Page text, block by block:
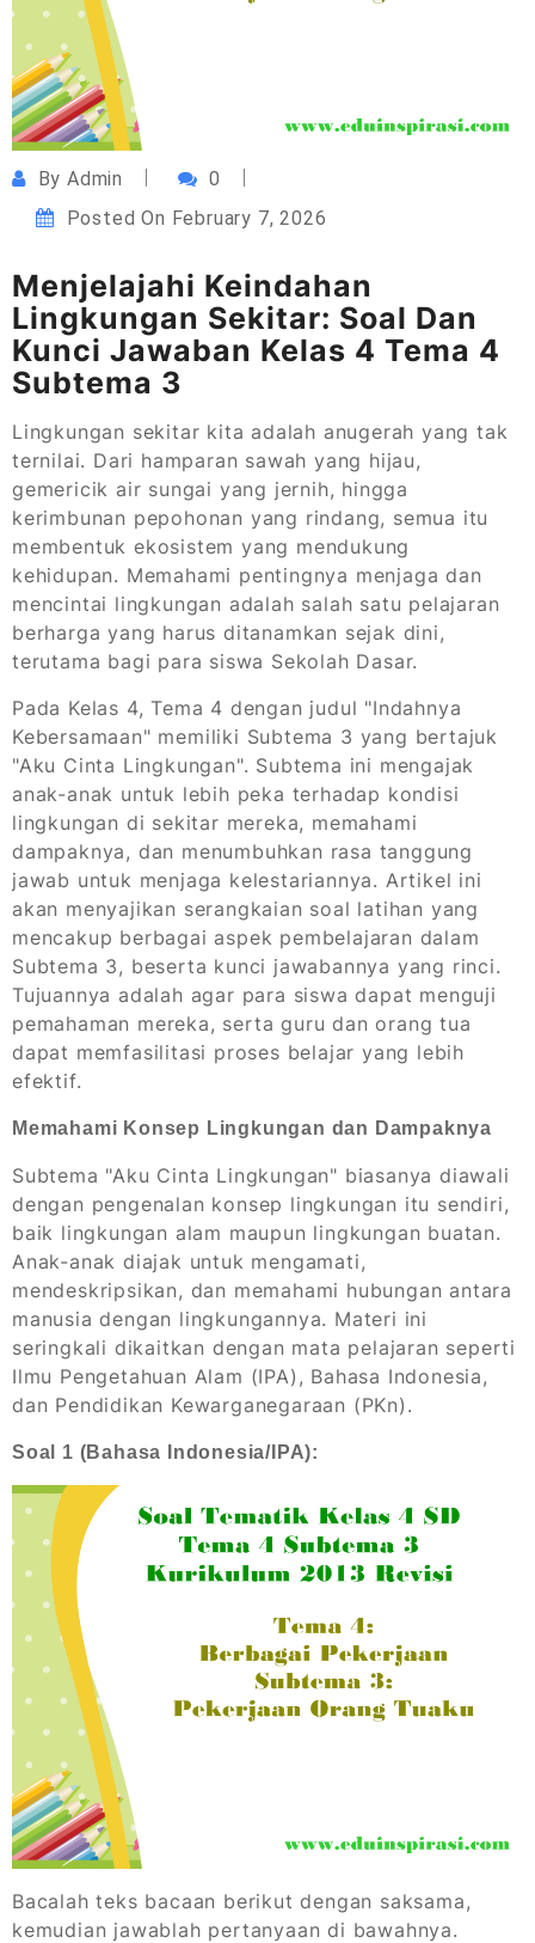
ByAdmin
0
Posted On February 7, 2026
Menjelajahi Keindahan
Lingkungan Sekitar: Soal Dan
Kunci Jawaban Kelas 4 Tema 4
Subtema 3
Lingkungan sekitar kita adalah anugerah yang tak
ternilai. Dari hamparan sawah yang hijau,
gemericik air sungai yang jernih, hingga
kerimbunan pepohonan yang rindang, semua itu
membentuk ekosistem yang mendukung
kehidupan. Memahami pentingnya menjaga dan
mencintai lingkungan adalah salah satu pelajaran
berharga yang harus ditanamkan sejak dini,
terutama bagi para siswa Sekolah Dasar.
Pada Kelas 4, Tema 4 dengan judul "Indahnya
Kebersamaan" memiliki Subtema 3 yang bertajuk
"Aku Cinta Lingkungan". Subtema ini mengajak
anak-anak untuk lebih peka terhadap kondisi
lingkungan di sekitar mereka, memahami
dampaknya, dan menumbuhkan rasa tanggung
jawab untuk menjaga kelestariannya. Artikel ini
akan menyajikan serangkaian soal latihan yang
mencakup berbagai aspek pembelajaran dalam
Subtema 3, beserta kunci jawabannya yang rinci.
Tujuannya adalah agar para siswa dapat menguji
pemahaman mereka, serta guru dan orang tua
dapat memfasilitasi proses belajar yang lebih
efektif.
Memahami Konsep Lingkungan dan Dampaknya
Subtema "Aku Cinta Lingkungan" biasanya diawali
dengan pengenalan konsep lingkungan itu sendiri,
baik lingkungan alam maupun lingkungan buatan.
Anak-anak diajak untuk mengamati,
mendeskripsikan, dan memahami hubungan antara
manusia dengan lingkungannya. Materi ini
seringkali dikaitkan dengan mata pelajaran seperti
Ilmu Pengetahuan Alam (IPA), Bahasa Indonesia,
dan Pendidikan Kewarganegaraan (PKn).
Soal 1 (Bahasa Indonesia/IPA):
Bacalah teks bacaan berikut dengan saksama,
kemudian jawablah pertanyaan di bawahnya.